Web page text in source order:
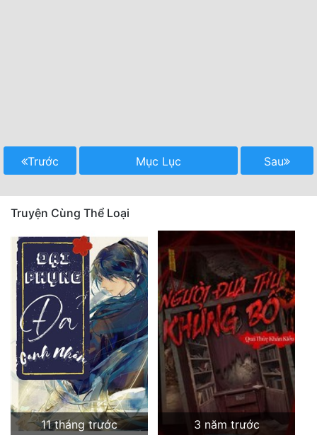
Trước Mục Lục Sau
Truyện Cùng Thể Loại
11 tháng trước
3 năm trước